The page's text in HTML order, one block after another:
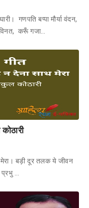
गणपति बप्पा मौर्या वंदन,
करूँ गजा…
बड़ी दूर तलक ये जीवन
…